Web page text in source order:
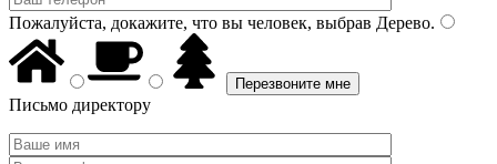
Пожалуйста, докажите, что вы человек, выбрав Дерево.
Письмо директору